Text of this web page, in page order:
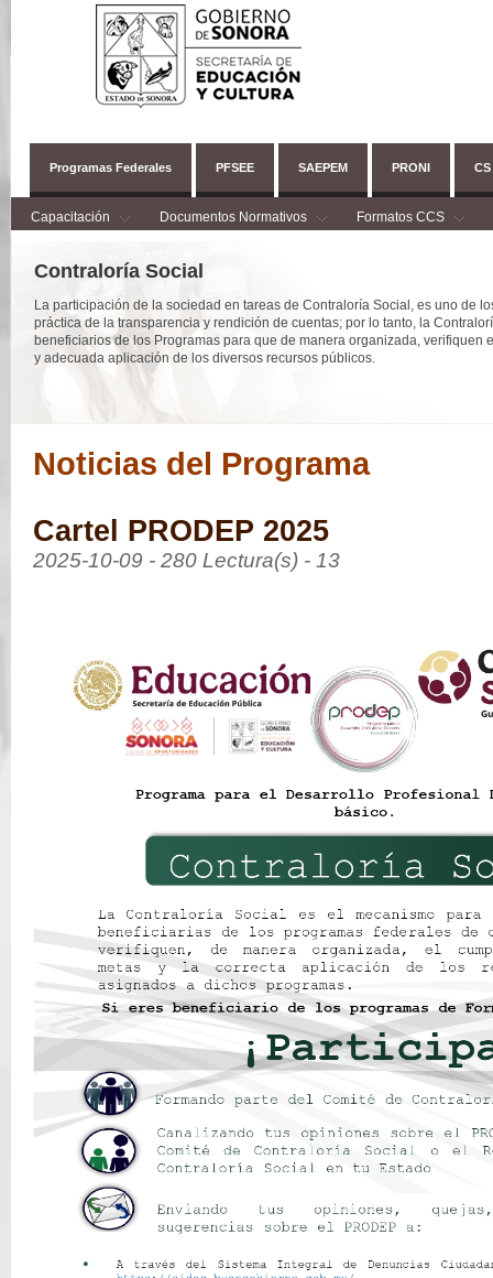
Programas Federales PFSEE SAEPEM PRONI CS
Capacitación Documentos Normativos Formatos CCS
Contraloría Social
La participación de la sociedad en tareas de Contraloría Social, es uno de
práctica de la transparencia y rendición de cuentas; por lo tanto, la
beneficiarios de los Programas para que de manera organizada, verifiquen
y adecuada aplicación de los diversos recursos públicos.
Noticias del Programa
Cartel PRODEP 2025
2025-10-09 - 280 Lectura(s) - 13